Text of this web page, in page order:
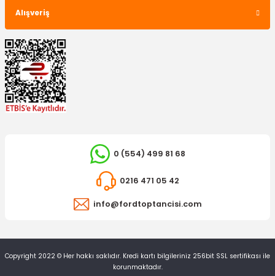
Alışveriş
0 (554) 499 81 68
0216 471 05 42
info@fordtoptancisi.com
Copyright 2022 © Her hakkı saklıdır. Kredi kartı bilgileriniz 256bit SSL sertifikası ile
korunmaktadır.